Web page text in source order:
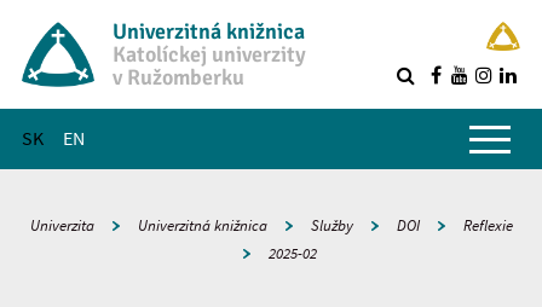
Univerzitná knižnica
Katolíckej univerzity
v Ružomberku
SK EN
Hlavné menu
Univerzita Univerzitná knižnica Služby DOI
Reflexie
2025-02